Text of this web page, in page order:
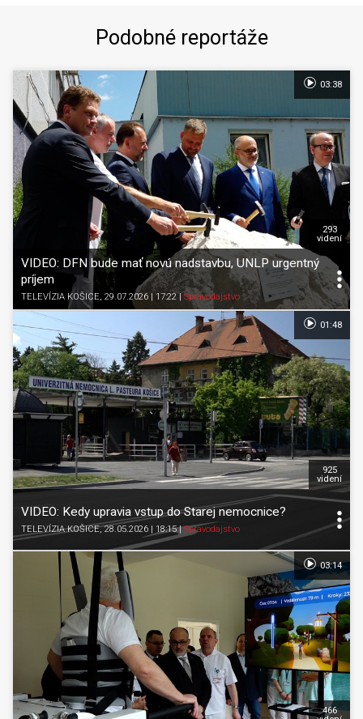
Podobné reportáže
VIDEO: DFN bude mať novú nadstavbu, UNLP urgentný
príjem
TELEVÍZIA KOŠICE, 29.07.2026 | 17:22 Spravodajstvo
293
videní
03:38
VIDEO: Kedy upravia vstup do Starej nemocnice?
TELEVÍZIA KOŠICE, 28.05.2026 | 18:15|Spravodajstvo
925
videní
01:48
466
03:14